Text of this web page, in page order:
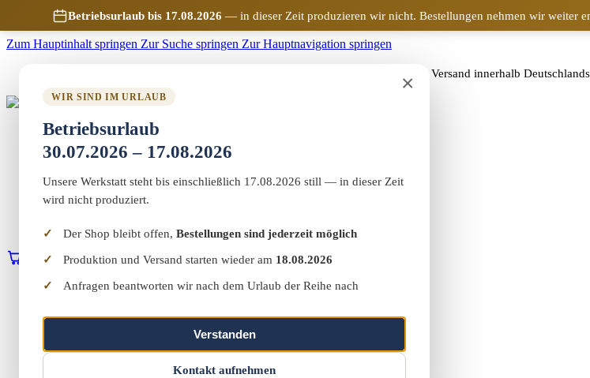
Zum Hauptinhalt springen Zur Suche springen Zur Hauptnavigation springen
Betriebsurlaub bis 17.08.2026 — in dieser Zeit produzieren wir nicht. Bestellungen nehmen wir weiter
×
WIR SIND IM URLAUB
Betriebsurlaub
30.07.2026 – 17.08.2026
Unsere Werkstatt steht bis einschließlich 17.08.2026 still — in dieser Zeit
wird nicht produziert.
Der Shop bleibt offen, Bestellungen sind jederzeit möglich
Produktion und Versand starten wieder am 18.08.2026
Anfragen beantworten wir nach dem Urlaub der Reihe nach
Verstanden
Kontakt aufnehmen
Kostenloser Versand innerhalb
Marketing-MV
Home
Shop
Marketing & Web
Reflect+
Werkstatt
Kontakt
Warenkorb Erstgespräch buchen
Home
Marketing & Web
Werkstatt